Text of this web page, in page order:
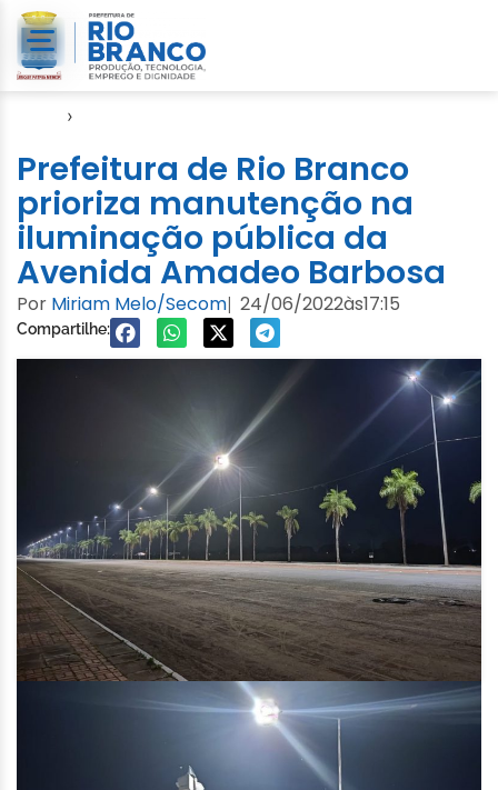
›
Prefeitura de Rio Branco
prioriza manutenção na
iluminação pública da
Avenida Amadeo Barbosa
Por Miriam Melo/Secom| 24/06/2022às17:15
Compartilhe: